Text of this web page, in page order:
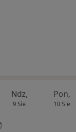
Ndz,
9 Sie
Pon,
10 Sie